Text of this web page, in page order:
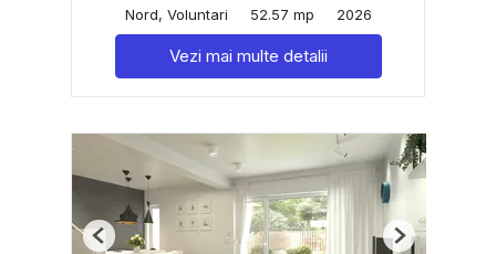
Nord, Voluntari 52.57 mp 2026
Vezi mai multe detalii
Previous Next